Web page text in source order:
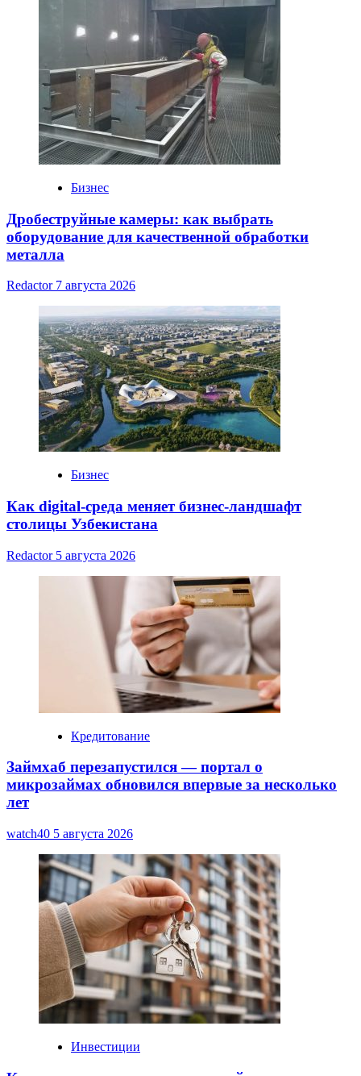
Бизнес
Дробеструйные камеры: как выбрать
оборудование для качественной обработки
металла
Redactor 7 августа 2026
Бизнес
Как digital-среда меняет бизнес-ландшафт
столицы Узбекистана
Redactor 5 августа 2026
Кредитование
Займхаб перезапустился — портал о
микрозаймах обновился впервые за несколько
лет
watch40 5 августа 2026
Инвестиции